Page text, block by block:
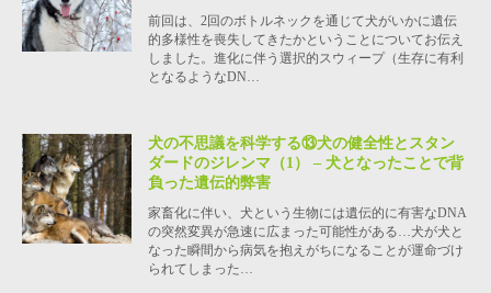
前回は、2回のボトルネックを通じて犬がいかに遺伝
的多様性を喪失してきたかということについてお伝え
しました。進化に伴う選択的スウィープ（生存に有利
となるようなDN…
犬の不思議を科学する⑬犬の健全性とスタン
ダードのジレンマ（1） – 犬となったことで背
負った遺伝的弊害
家畜化に伴い、犬という生物には遺伝的に有害なDNA
の突然変異が急速に広まった可能性がある…犬が犬と
なった瞬間から病気を抱えがちになることが運命づけ
られてしまった…